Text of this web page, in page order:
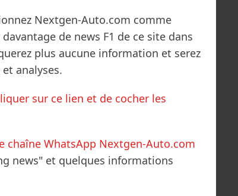
Nextgen-Auto.com comme
de news F1 de ce site dans
plus aucune information et serez
analyses.
sur ce lien et de cocher les
chaîne WhatsApp Nextgen-Auto.com
news" et quelques informations